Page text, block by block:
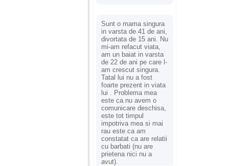
Sunt o mama singura
in varsta de 41 de ani,
divortata de 15 ani. Nu
mi-am refacut viata,
am un baiat in varsta
de 22 de ani pe care l-
am crescut singura.
Tatal lui nu a fost
foarte prezent in viata
lui . Problema mea
este ca nu avem o
comunicare deschisa,
este tot timpul
impotriva mea si mai
rau este ca am
constatat ca are relatii
cu barbati (nu are
prietena nici nu a
avut).